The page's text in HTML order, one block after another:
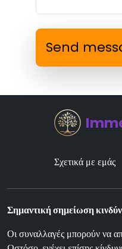
Send
Σχετικά με εμάς
Σημαντική σημείωση
Οι συναλλαγές μπορούν να